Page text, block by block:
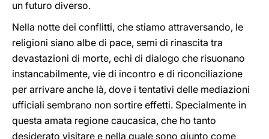
un futuro diverso.
Nella notte dei conflitti, che stiamo attraversando, le
religioni siano albe di pace, semi di rinascita tra
devastazioni di morte, echi di dialogo che risuonano
instancabilmente, vie di incontro e di riconciliazione
per arrivare anche là, dove i tentativi delle mediazioni
ufficiali sembrano non sortire effetti. Specialmente in
questa amata regione caucasica, che ho tanto
desiderato visitare e nella quale sono giunto come